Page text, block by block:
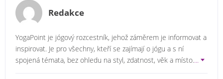
Redakce
YogaPoint je jógový rozcestník, jehož záměrem je informovat a
inspirovat. Je pro všechny, kteří se zajímají o jógu a s ní
spojená témata, bez ohledu na styl, zdatnost, věk a místo....